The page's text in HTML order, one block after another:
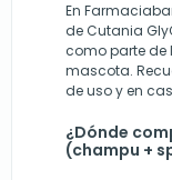
En
de Cutania
como parte de
mascota.
de uso y en
¿Dónde
(champu +